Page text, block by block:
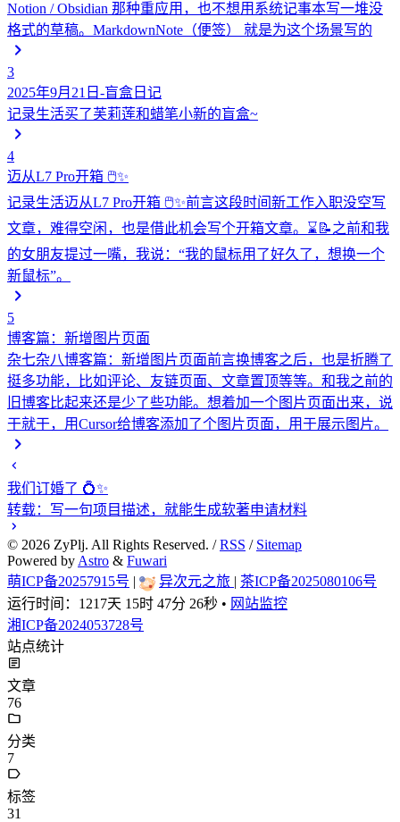
Notion / Obsidian 那种重应用，也不想用系统记事本写一堆没
格式的草稿。MarkdownNote（便签） 就是为这个场景写的
3
2025年9月21日-盲盒日记
记录生活买了芙莉莲和蜡笔小新的盲盒~
4
迈从L7 Pro开箱 🖱️✨
记录生活迈从L7 Pro开箱 🖱️✨前言这段时间新工作入职没空写
文章，难得空闲，也是借此机会写个开箱文章。⌛📝之前和我
的女朋友提过一嘴，我说：“我的鼠标用了好久了，想换一个
新鼠标”。
5
博客篇：新增图片页面
杂七杂八博客篇：新增图片页面前言换博客之后，也是折腾了
挺多功能，比如评论、友链页面、文章置顶等等。和我之前的
旧博客比起来还是少了些功能。想着加一个图片页面出来，说
干就干，用Cursor给博客添加了个图片页面，用于展示图片。
我们订婚了 💍✨
转载：写一句项目描述，就能生成软著申请材料
© 2026 ZyPlj. All Rights Reserved. /RSS / Sitemap
Powered by Astro & Fuwari
萌ICP备20257915号 | 异次元之旅 | 茶ICP备2025080106号
运行时间： 1217天 15时 47分 27秒 • 网站监控
湘ICP备2024053728号
站点统计
文章
76
分类
7
标签
31